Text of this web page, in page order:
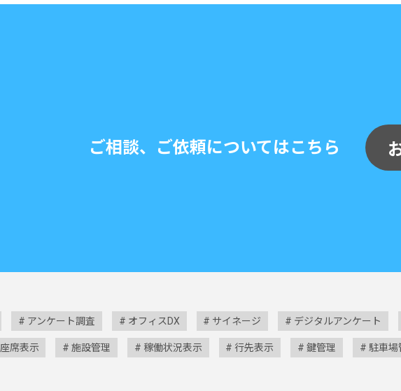
ご相談、ご依頼についてはこちら
アンケート調査 オフィスDX サイネージ デジタルアンケート
座席表示 施設管理 稼働状況表示 行先表示 鍵管理 駐車場